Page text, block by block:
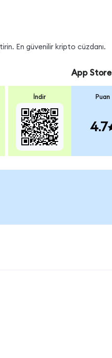
En güvenilir kripto cüzdanı.
İndir
App Store
Puan
4.7